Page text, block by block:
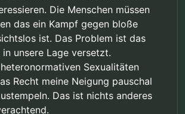
Die Menschen müssen
das ein Kampf gegen bloße
ist. Das Problem ist das
unsere Lage versetzt.
Sexualitäten
Recht meine Neigung pauschal
Das ist nichts anderes